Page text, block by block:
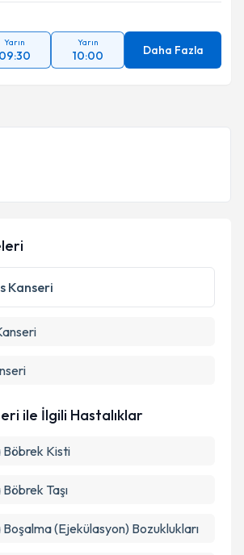
Yarın
09:30
Yarın
10:00 Daha Fazla
Kanseri
ile İlgili Hastalıklar
Böbrek Kisti
Taşı
(Ejekülasyon) Bozuklukları